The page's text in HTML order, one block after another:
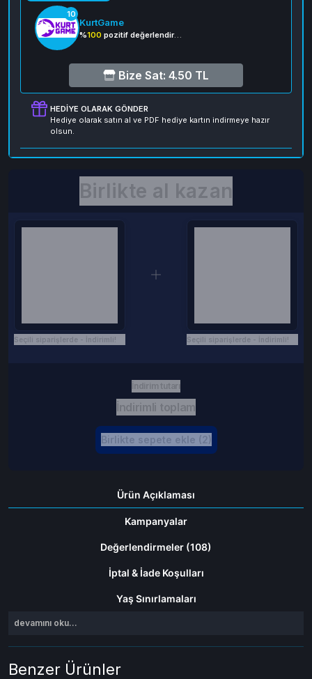
10
KurtGame
%100 pozitif değerlendirme
Bize Sat: 4.50 TL
HEDIYE OLARAK GÖNDER
Hediye olarak satın al ve PDF hediye kartın indirmeye hazır
olsun.
Birlikte al kazan
Seçili siparişlerde - İndirimli! Seçili siparişlerde - İndirimli!
İndirim tutarı
İndirimli toplam
Birlikte sepete ekle (2)
Ürün Açıklaması
Kampanyalar
Değerlendirmeler (108)
İptal & İade Koşulları
Yaş Sınırlamaları
devamını oku...
Benzer Ürünler